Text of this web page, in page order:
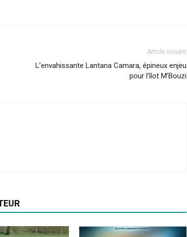
Article suivant
L’envahissante Lantana Camara, épineux enjeu
pour l’îlot M’Bouzi